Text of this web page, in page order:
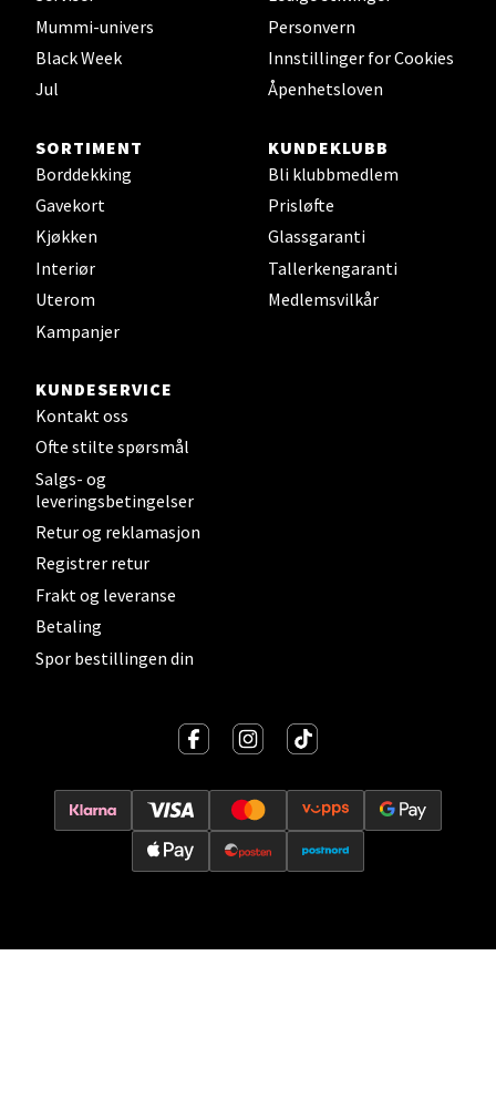
Mummi-univers
Black Week
Jul
Personvern
Innstillinger for Cookies
Åpenhetsloven
SORTIMENT
Borddekking
Gavekort
Kjøkken
Interiør
Uterom
Kampanjer
KUNDEKLUBB
Bli klubbmedlem
Prisløfte
Glassgaranti
Tallerkengaranti
Medlemsvilkår
KUNDESERVICE
Kontakt oss
Ofte stilte spørsmål
Salgs- og
leveringsbetingelser
Retur og reklamasjon
Registrer retur
Frakt og leveranse
Betaling
Spor bestillingen din
Velg
Steinkjer - Thon Senter Steinkjer
Sjøfartsgata 2, 7714 Steinkjer
Leirvik - Stord
Torgbakken 2, 5401 Stord
Åpent i dag 10-17
0 i butikk
Oslo - Thon Senter Storo
Vitaminveien 7 - 9, 0485 Oslo
Åpent i dag 10-21